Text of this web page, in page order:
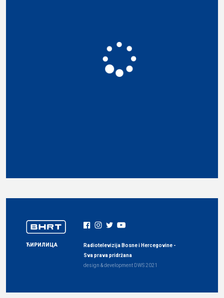
ЋИРИЛИЦА
Radiotelevizija Bosne i Hercegovine -
Sva prava pridržana
design & development DWS2021